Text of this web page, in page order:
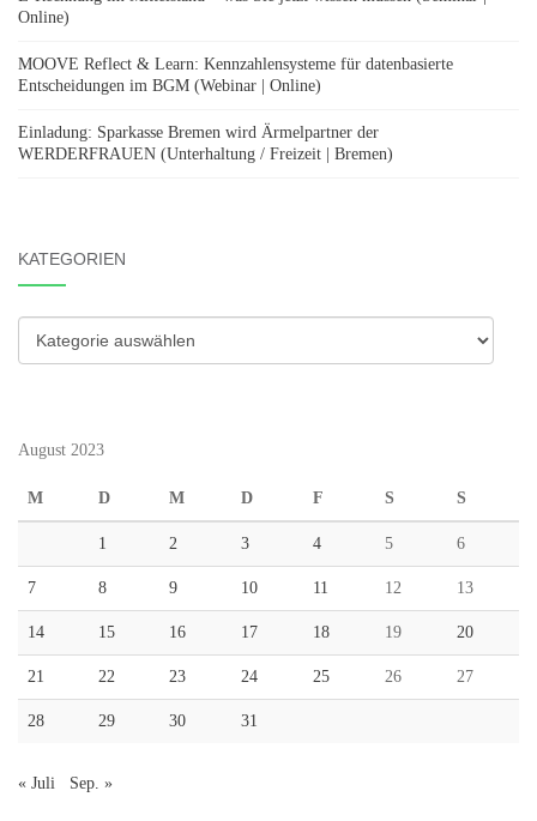
Online)
MOOVE Reflect & Learn: Kennzahlensysteme für datenbasierte
Entscheidungen im BGM (Webinar | Online)
Einladung: Sparkasse Bremen wird Ärmelpartner der
WERDERFRAUEN (Unterhaltung / Freizeit | Bremen)
KATEGORIEN
Kategorien
August 2023
M D M D F S S
1 2 3 4 5 6
7 8 9 10 11 12 13
14 15 16 17 18 19 20
21 22 23 24 25 26 27
28 29 30 31
« Juli Sep. »